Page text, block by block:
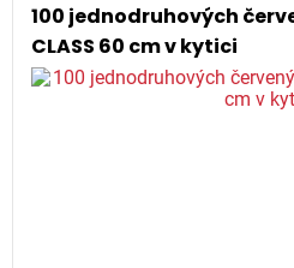
100 jednodruhových
CLASS 60 cm v kytici